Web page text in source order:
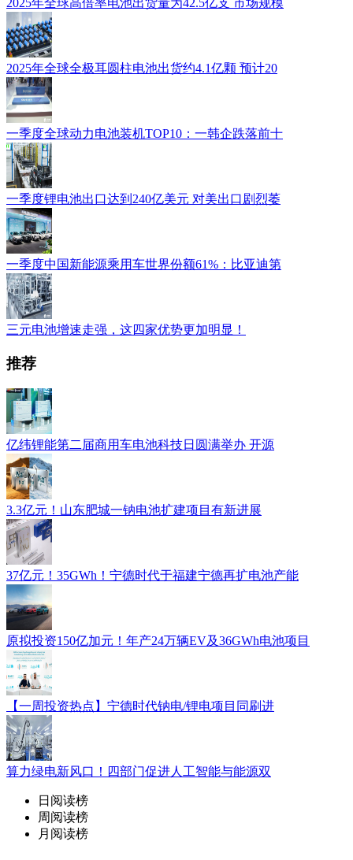
2025年全球高倍率电池出货量为42.5亿支 市场规模
2025年全球全极耳圆柱电池出货约4.1亿颗 预计20
一季度全球动力电池装机TOP10：一韩企跌落前十
一季度锂电池出口达到240亿美元 对美出口剧烈萎
一季度中国新能源乘用车世界份额61%：比亚迪第
三元电池增速走强，这四家优势更加明显！
推荐
亿纬锂能第二届商用车电池科技日圆满举办 开源
3.3亿元！山东肥城一钠电池扩建项目有新进展
37亿元！35GWh！宁德时代于福建宁德再扩电池产能
原拟投资150亿加元！年产24万辆EV及36GWh电池项目
【一周投资热点】宁德时代钠电/锂电项目同刷进
算力绿电新风口！四部门促进人工智能与能源双
日阅读榜
周阅读榜
月阅读榜